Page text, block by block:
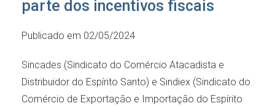
parte dos incentivos fiscais
Publicado em 02/05/2024
Sincades (Sindicato do Comércio Atacadista e
Distribuidor do Espírito Santo) e Sindiex (Sindicato do
Comércio de Exportação e Importação do Espírito